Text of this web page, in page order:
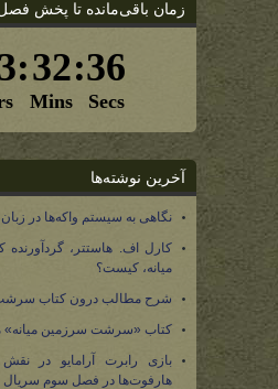
زمان باقی‌مانده تا پخش
آخرین نوشته‌ها
نگاهی به سیستم واکه‌ها در زبان
کارل اف. هاستتر،
میانه، کیست؟
شرح مطالب درون کتاب سرشت
کتاب «سرشت سرزمین میانه»
بازی رابرت آرامایو در
هارفوت‌ها در فصل سوم سریال و